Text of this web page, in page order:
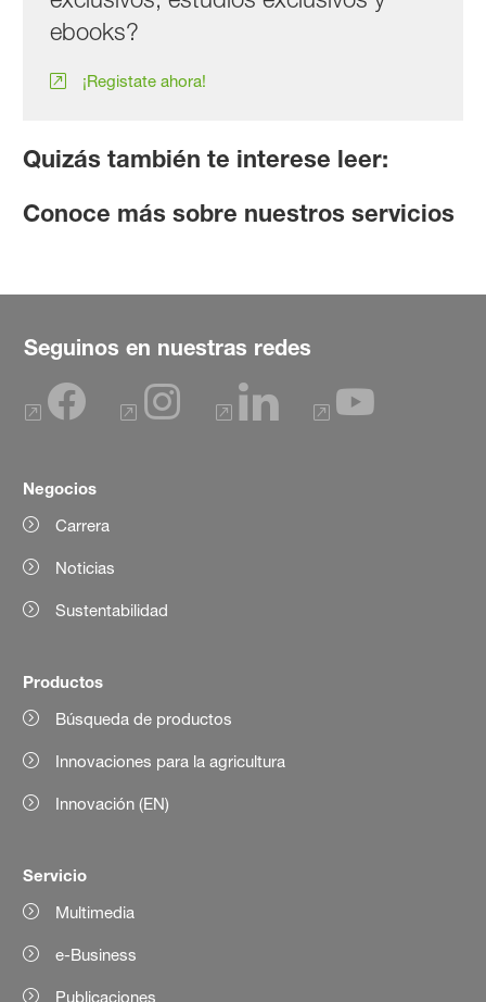
ebooks?
¡Registate ahora!
Quizás también te interese leer:
Conoce más sobre nuestros servicios
Seguinos en nuestras redes
Negocios
Carrera
Noticias
Sustentabilidad
Productos
Búsqueda de productos
Innovaciones para la agricultura
Innovación (EN)
Servicio
Multimedia
e-Business
Publicaciones